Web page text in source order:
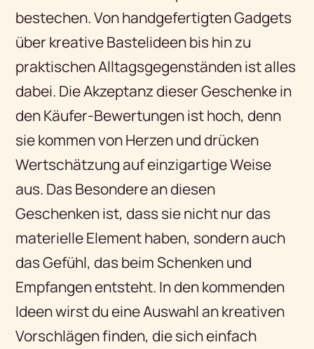
bestechen. Von handgefertigten Gadgets
über kreative Bastelideen bis hin zu
praktischen Alltagsgegenständen ist alles
dabei. Die Akzeptanz dieser Geschenke in
den Käufer-Bewertungen ist hoch, denn
sie kommen von Herzen und drücken
Wertschätzung auf einzigartige Weise
aus. Das Besondere an diesen
Geschenken ist, dass sie nicht nur das
materielle Element haben, sondern auch
das Gefühl, das beim Schenken und
Empfangen entsteht. In den kommenden
Ideen wirst du eine Auswahl an kreativen
Vorschlägen finden, die sich einfach